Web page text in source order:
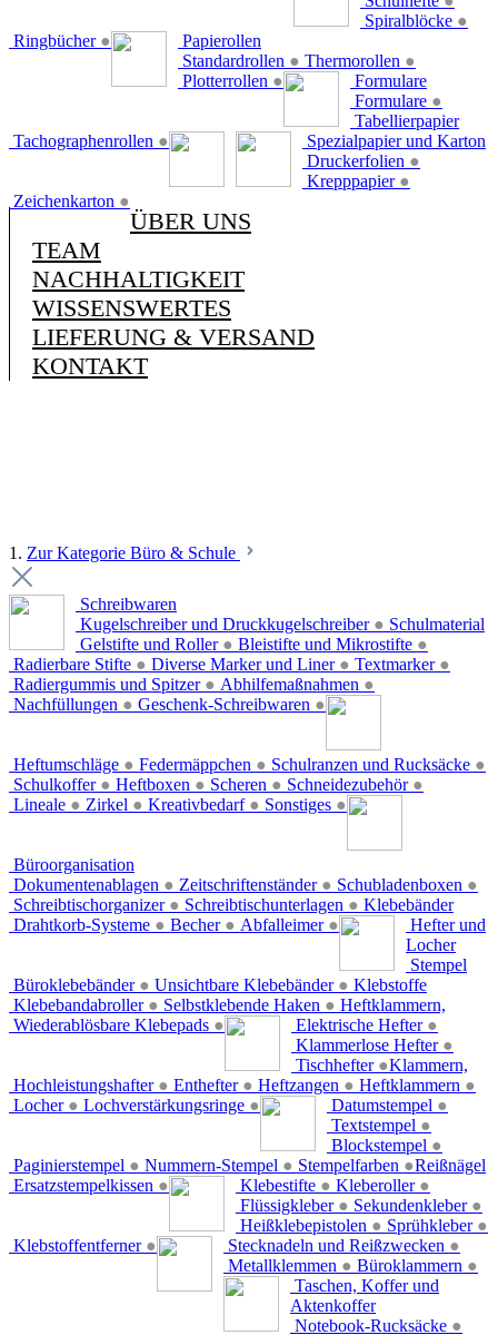
Spiralblöcke ●
Ringbücher ●
Papierollen
Standardrollen ● Thermorollen ●
Plotterrollen ●
Formulare
Formulare ●
Tachographenrollen ●
Tabellierpapier
Spezialpapier und Karton
Druckerfolien ●
Krepppapier ●
Zeichenkarton ●
ÜBER UNS
TEAM
NACHHALTIGKEIT
WISSENSWERTES
LIEFERUNG & VERSAND
KONTAKT
1. Zur Kategorie Büro & Schule
Schreibwaren
Kugelschreiber und Druckkugelschreiber ●
Gelstifte und Roller ● Bleistifte und Mikrostifte ●
Radierbare Stifte ● Diverse Marker und Liner ● Textmarker ●
Radiergummis und Spitzer ● Abhilfemaßnahmen ●
Nachfüllungen ● Geschenk-Schreibwaren ●
Schulmaterial
Heftumschläge ● Federmäppchen ● Schulranzen und Rucksäcke ●
Schulkoffer ● Heftboxen ● Scheren ● Schneidezubehör ●
Lineale ● Zirkel ● Kreativbedarf ● Sonstiges ●
Büroorganisation
Dokumentenablagen ● Zeitschriftenständer ● Schubladenboxen ●
Schreibtischorganizer ● Schreibtischunterlagen ●
Drahtkorb-Systeme ● Becher ● Abfalleimer ●
Klebebänder
Büroklebebänder ● Unsichtbare Klebebänder ●
Klebebandabroller ● Selbstklebende Haken ●
Wiederablösbare Klebepads ●
Hefter und
Locher
Elektrische Hefter ●
Klammerlose Hefter ●
Tischhefter ●
Hochleistungshafter ● Enthefter ● Heftzangen ● Heftklammern ●
Locher ● Lochverstärkungsringe ●
Stempel
Datumstempel ●
Textstempel ●
Blockstempel ●
Paginierstempel ● Nummern-Stempel ● Stempelfarben ●
Ersatzstempelkissen ●
Klebstoffe
Klebestifte ● Kleberoller ●
Flüssigkleber ● Sekundenkleber ●
Heißklebepistolen ● Sprühkleber ●
Klebstoffentferner ●
Heftklammern,
Klammern,
Reißnägel
Stecknadeln und Reißzwecken ●
Metallklemmen ● Büroklammern ●
Taschen, Koffer und
Aktenkoffer
Notebook-Rucksäcke ●